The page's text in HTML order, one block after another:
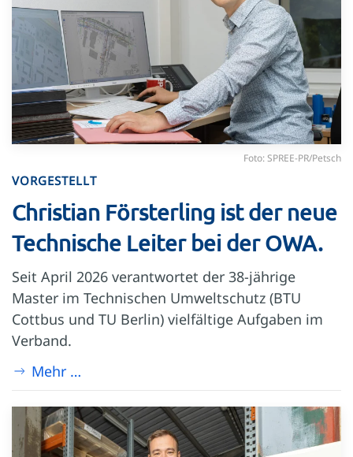
Foto: SPREE-PR/Petsch
VORGESTELLT
Christian Försterling ist der neue
Technische Leiter bei der OWA.
Seit April 2026 verantwortet der 38-jährige
Master im Technischen Umweltschutz (BTU
Cottbus und TU Berlin) vielfältige Aufgaben im
Verband.
Mehr …